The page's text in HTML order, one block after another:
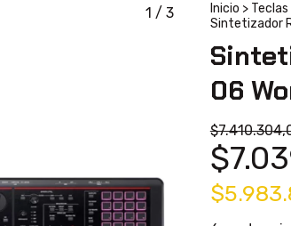
1 / 3 Inicio >
Sintetizador
06